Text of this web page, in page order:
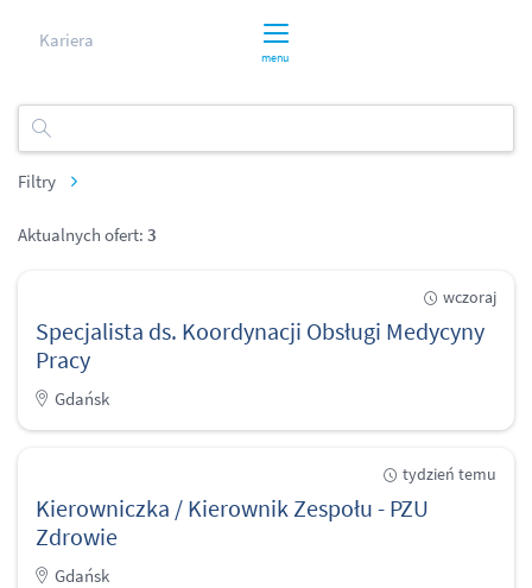
menu
Kariera
Filtry
Aktualnych ofert: 3
Specjalista ds. Koordynacji Obsługi Medycyny
Pracy
wczoraj
Gdańsk
Kierowniczka / Kierownik Zespołu - PZU
Zdrowie
tydzień temu
Gdańsk